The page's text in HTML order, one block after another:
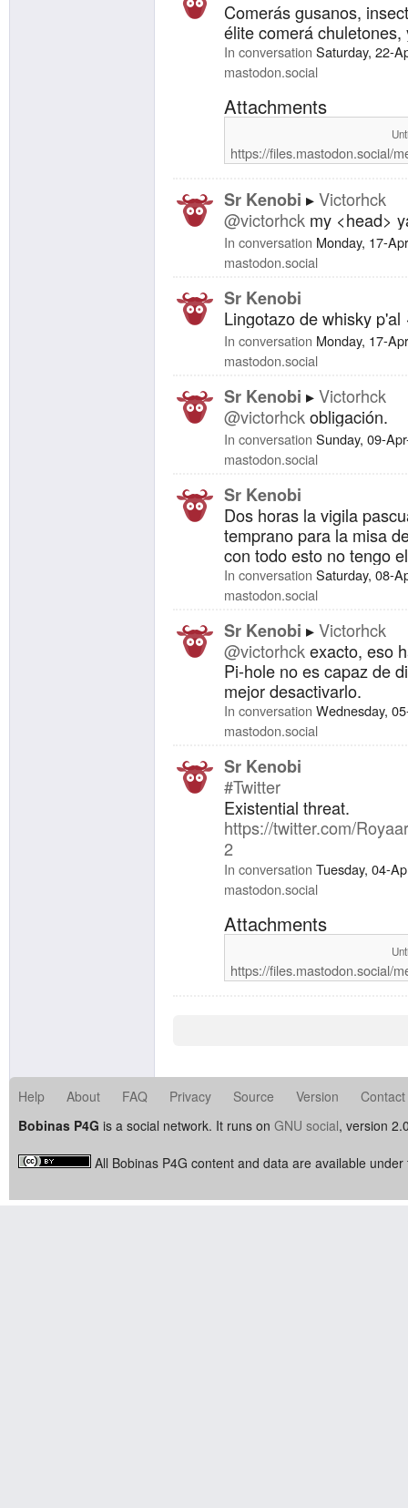
Comerás gusanos,
élite comerá chuletones,
In conversation Saturday, 22-
mastodon.social
Attachments
https://files.mastodon.social/
Sr Kenobi
Victorhck
@victorhck my <head>
In conversation Monday, 17-
mastodon.social
Sr Kenobi
Lingotazo de whisky p'al
In conversation Monday, 17-
mastodon.social
Sr Kenobi
Victorhck
@victorhckobligación.
In conversation Sunday, 09-
mastodon.social
Sr Kenobi
Dos horas la vigila
temprano para la misa
con todo esto no tengo
In conversation Saturday, 08-
mastodon.social
Sr Kenobi
Victorhck
@victorhckexacto, eso
Pi-hole no es capaz de
mejor desactivarlo.
In conversation Wednesday,
mastodon.social
Sr Kenobi
#Twitter
Existential threat.
https://twitter.com/
2
In conversation Tuesday, 04-
mastodon.social
Attachments
https://files.mastodon.social/
Help About FAQ Privacy Source Version
Contact
Bobinas P4G is a social network. It runs on GNU social, version
All Bobinas P4G content and data are available